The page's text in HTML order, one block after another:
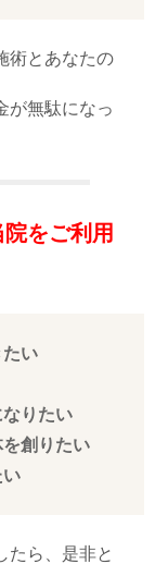
術とあなたの
が無駄になっ
をご利用
い
りたい
創りたい
い
たら、是非と